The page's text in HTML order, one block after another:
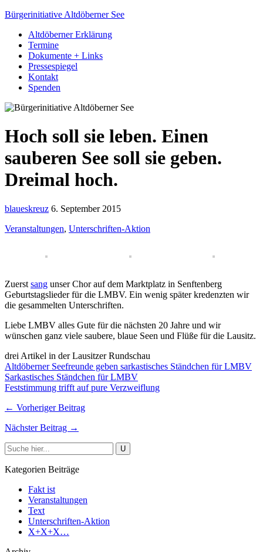
Bürgerinitiative Altdöberner See
Altdöberner Erklärung
Termine
Dokumente + Links
Pressespiegel
Kontakt
Spenden
Hoch soll sie leben. Einen
sauberen See soll sie geben.
Dreimal hoch.
blaueskreuz 6. September 2015
Veranstaltungen, Unterschriften-Aktion
Zuerst sang unser Chor auf dem Marktplatz in Senftenberg
Geburtstagslieder für die LMBV. Ein wenig später kredenzten wir
die gesammelten Unterschriften.
Liebe LMBV alles Gute für die nächsten 20 Jahre und wir
wünschen ganz viele saubere, blaue Seen und Flüße für die Lausitz.
drei Artikel in der Lausitzer Rundschau
Altdöberner Seefreunde geben sarkastisches Ständchen für LMBV
Sarkastisches Ständchen für LMBV
Feststimmung trifft auf pure Verzweiflung
← Vorheriger Beitrag
Nächster Beitrag →
Kategorien Beiträge
Fakt ist
Veranstaltungen
Text
Unterschriften-Aktion
X+X+X…